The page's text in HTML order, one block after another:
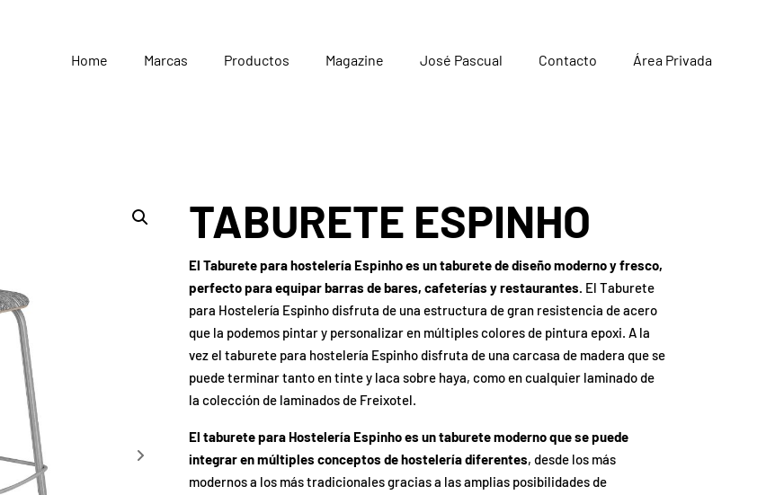
Home Marcas Productos Magazine José Pascual Contacto Área Privada
TABURETE ESPINHO
El Taburete para hostelería Espinho es un taburete de diseño moderno y fresco,
perfecto para equipar barras de bares, cafeterías y restaurantes. El Taburete
para Hostelería Espinho disfruta de una estructura de gran resistencia de acero
que la podemos pintar y personalizar en múltiples colores de pintura epoxi. A la
vez el taburete para hostelería Espinho disfruta de una carcasa de madera que se
puede terminar tanto en tinte y laca sobre haya, como en cualquier laminado de
la colección de laminados de Freixotel.
El taburete para Hostelería Espinho es un taburete moderno que se puede
integrar en múltiples conceptos de hostelería diferentes, desde los más
modernos a los más tradicionales gracias a las amplias posibilidades de